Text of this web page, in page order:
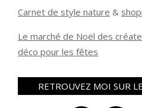
Carnet de style nature &
Le marché de Noël des
déco pour les fêtes
RETROUVEZ MOI SUR